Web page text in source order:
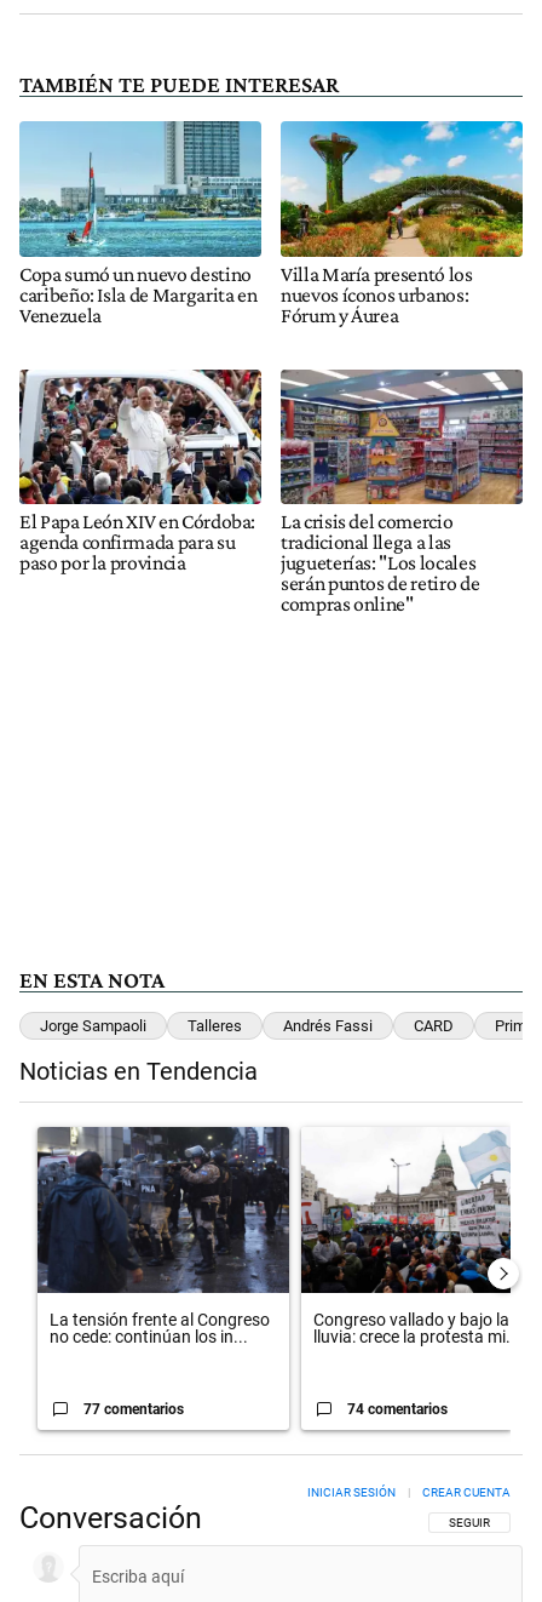
TAMBIÉN TE PUEDE INTERESAR
Copa sumó un nuevo destino
caribeño: Isla de Margarita en
Venezuela
Villa María presentó los
nuevos íconos urbanos:
Fórum y Áurea
El Papa León XIV en Córdoba:
agenda confirmada para su
paso por la provincia
La crisis del comercio
tradicional llega a las
jugueterías: "Los locales
serán puntos de retiro de
compras online"
EN ESTA NOTA
Jorge Sampaoli Talleres Andrés Fassi CARD
Noticias en Tendencia
Un artículo de tendencia con el título "La tensión frente al
La tensión frente al Congreso
no cede: continúan los in...
77 comentarios
Un artículo de tendencia con
Congreso vallado y bajo la
lluvia: crece la protesta mi...
74 comentarios
Conversación SIGA ESTA
SEGUIR
INICIAR SESIÓN CREAR CUENTA